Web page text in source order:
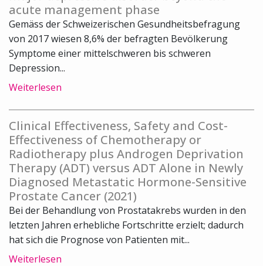
acute management phase
Gemäss der Schweizerischen Gesundheitsbefragung
von 2017 wiesen 8,6% der befragten Bevölkerung
Symptome einer mittelschweren bis schweren
Depression...
Weiterlesen
Clinical Effectiveness, Safety and Cost-
Effectiveness of Chemotherapy or
Radiotherapy plus Androgen Deprivation
Therapy (ADT) versus ADT Alone in Newly
Diagnosed Metastatic Hormone-Sensitive
Prostate Cancer (2021)
Bei der Behandlung von Prostatakrebs wurden in den
letzten Jahren erhebliche Fortschritte erzielt; dadurch
hat sich die Prognose von Patienten mit...
Weiterlesen